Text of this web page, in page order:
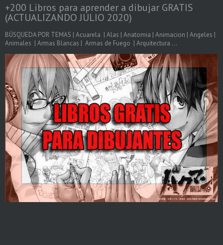
+200 Libros para aprender a dibujar GRATIS
(ACTUALIZANDO JULIO 2020)
BÚSQUEDA POR TEMAS | Acuarela | Alas | Anatomia | Animacion | Angeles |
Animales | Armas Blancas | Armas de Fuego | Arquitectura ...